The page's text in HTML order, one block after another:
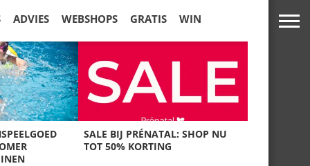
ADVIES WEBSHOPS GRATIS WIN
SALE BIJ PRÉNATAL: SHOP NU
TOT 50% KORTING